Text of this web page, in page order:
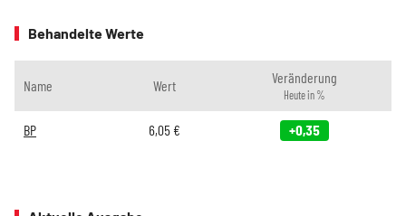
Behandelte Werte
Name Wert Veränderung
Heute in %
BP 6,05 € +0,35